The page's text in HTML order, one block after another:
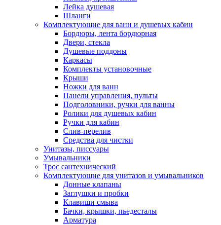
Лейка душевая
Шланги
Комплектующие для ванн и душевых кабин
Бордюры, лента бордюрная
Двери, стекла
Душевые поддоны
Каркасы
Комплекты установочные
Крыши
Ножки для ванн
Панели управления, пульты
Подголовники, ручки для ванны
Ролики для душевых кабин
Ручки для кабин
Слив-перелив
Средства для чистки
Унитазы, писсуары
Умывальники
Трос сантехнический
Комплектующие для унитазов и умывальников
Донные клапаны
Заглушки и пробки
Клавиши смыва
Бачки, крышки, пьедесталы
Арматура